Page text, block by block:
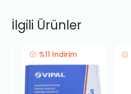
İlgili Ürünler
%11 İndirim